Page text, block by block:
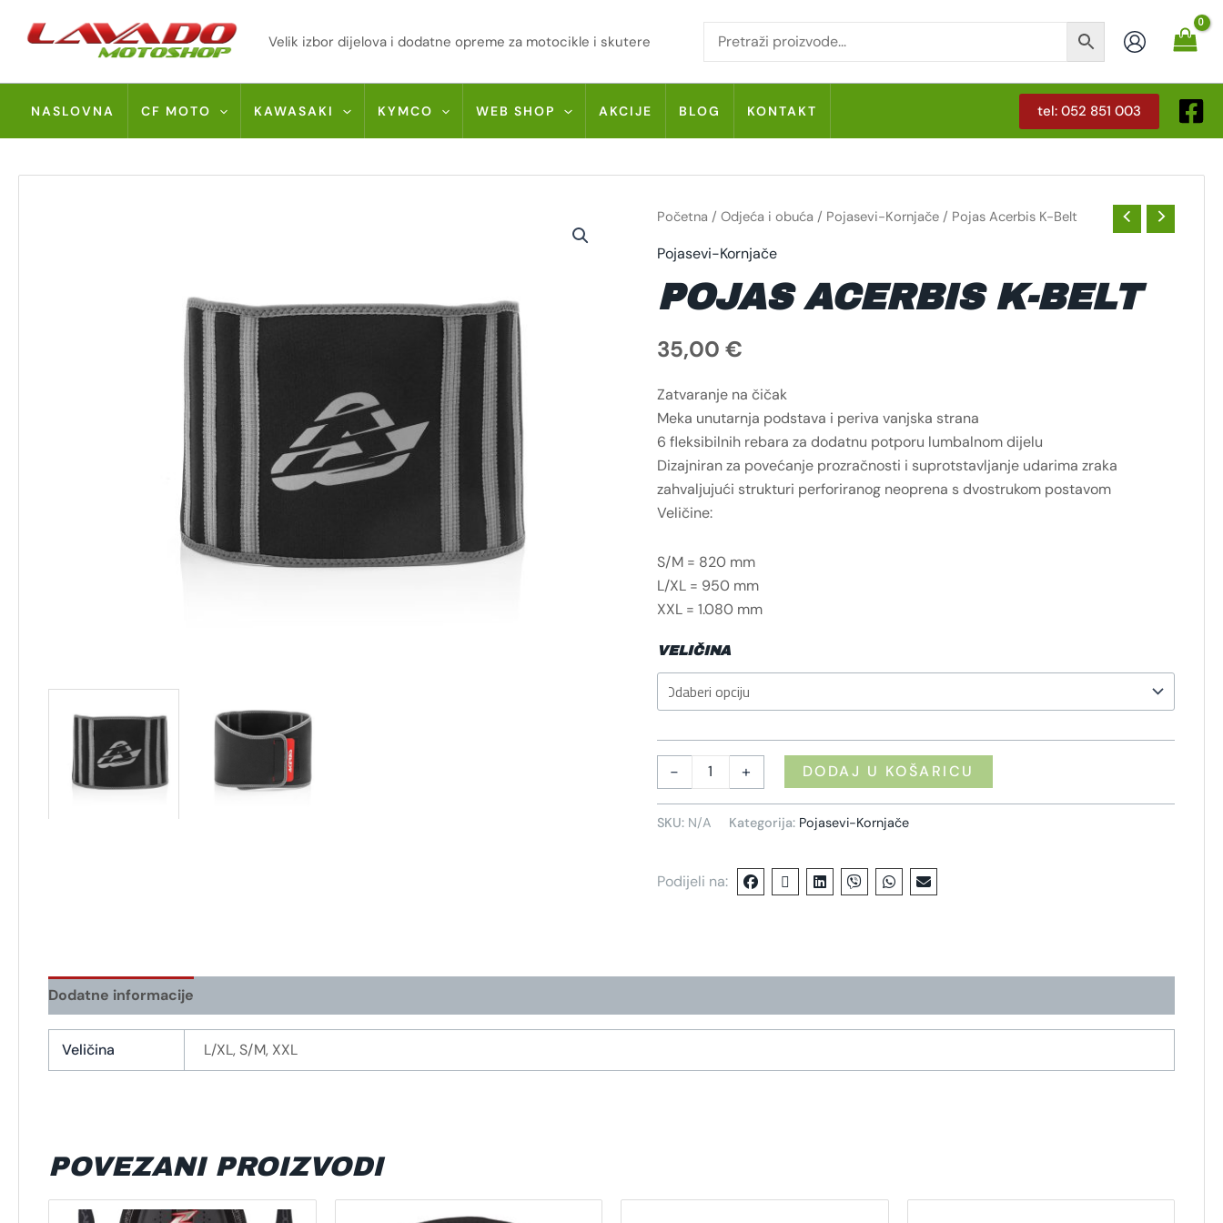
Velik izbor dijelova i dodatne opreme za motocikle i skutere
NASLOVNA CF MOTO KAWASAKI KYMCO WEB SHOP AKCIJE BLOG KONTAKT tel: 052 851 003
Početna / Odjeća i obuća / Pojasevi-Kornjače/ Pojas Acerbis K-Belt
Pojasevi-Kornjače
POJAS ACERBIS K-BELT
35,00 €
Zatvaranje na čičak
Meka unutarnja podstava i periva vanjska strana
6 fleksibilnih rebara za dodatnu potporu lumbalnom dijelu
Dizajniran za povećanje prozračnosti i suprotstavljanje udarima zraka
zahvaljujući strukturi perforiranog neoprena s dvostrukom postavom
Veličine:
S/M = 820 mm
L/XL = 950 mm
XXL = 1.080 mm
VELIČINA
-
POJAS
ACERBIS
BELT
KOLIČINA
+ DODAJ U KOŠARICU
SKU: N/A Kategorija: Pojasevi-Kornjače
Podijeli na:
Dodatne informacije
Veličina L/XL, S/M, XXL
POVEZANI PROIZVODI